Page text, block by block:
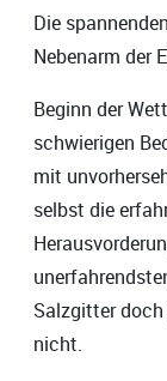
Die
Nebenarm der
Beginn der
schwierigen
mit
selbst die
Salzgitter
nicht.